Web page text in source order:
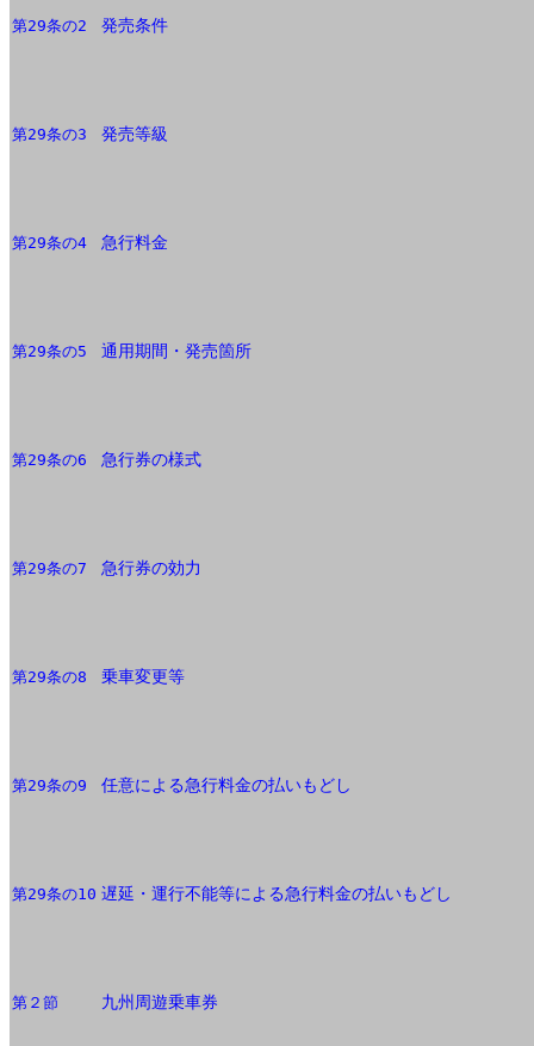
第29条の2 発売条件
第29条の3 発売等級
第29条の4 急行料金
第29条の5 通用期間・発売箇所
第29条の6 急行券の様式
第29条の7 急行券の効力
第29条の8 乗車変更等
第29条の9 任意による急行料金の払いもどし
第29条の10 遅延・運行不能等による急行料金の払いもどし
第２節 九州周遊乗車券